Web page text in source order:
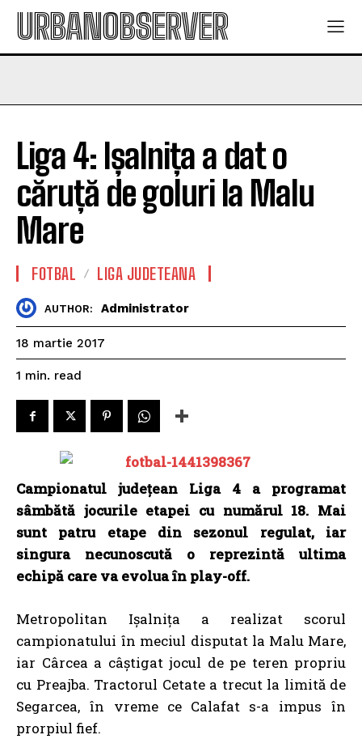
URBANOBSERVER
Liga 4: Ișalnița a dat o
căruță de goluri la Malu
Mare
FOTBAL LIGA JUDETEANA
AUTHOR: Administrator
18 martie 2017
1 min. read
Campionatul județean Liga 4 a programat
sâmbătă jocurile etapei cu numărul 18. Mai
sunt patru etape din sezonul regulat, iar
singura necunoscută o reprezintă ultima
echipă care va evolua în play-off.
Metropolitan Ișalnița a realizat scorul
campionatului în meciul disputat la Malu Mare,
iar Cârcea a câștigat jocul de pe teren propriu
cu Preajba. Tractorul Cetate a trecut la limită de
Segarcea, în vreme ce Calafat s-a impus în
prorpiul fief.